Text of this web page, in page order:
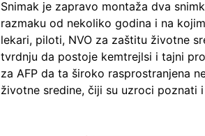
Snimak je zapravo montaža dva
razmaku od nekoliko godina i na
lekari, piloti, NVO za zaštitu životne
tvrdnju da postoje kemtrejlsi i tajni
za AFP da ta široko rasprostranjena
životne sredine, čiji su uzroci poznati